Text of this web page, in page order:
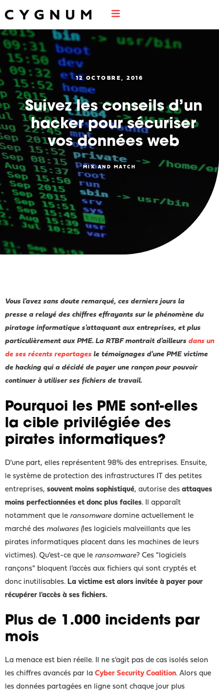
12 OCTOBRE, 2016
Suivez les conseils d’un
hacker pour sécuriser
vos données web
MIX AND MATCH
Vous l'avez sans doute remarqué, ces derniers jours la
presse a relayé des chiffres effrayants sur le phénomène du
piratage informatique s'attaquant aux entreprises, et plus
particulièrement aux PME. La RTBF montrait d'ailleurs dans un
de ses récents reportages le témoignages d'une PME victime
de hacking qui a décidé de payer une rançon pour pouvoir
continuer à utiliser ses fichiers de travail.
Pourquoi les PME sont-elles
la cible privilégiée des
pirates informatiques?
D'une part, elles représentent 98% des entreprises. Ensuite,
le système de protection des infrastructures IT des petites
entreprises, souvent moins sophistiqué, autorise des attaques
moins perfectionnées et donc plus faciles. Il apparaît
notamment que le ransomware domine actuellement le
marché des malwares (les logiciels malveillants que les
pirates informatiques placent dans les machines de leurs
victimes). Qu'est-ce que le ransomware? Ces "logiciels
rançons" bloquent l'accès aux fichiers qui sont cryptés et
donc inutilisables. La victime est alors invitée à payer pour
récupérer l'accès à ses fichiers.
Plus de 1.000 incidents par
mois
La menace est bien réelle. Il ne s'agit pas de cas isolés selon
les chiffres avancés par la Cyber Security Coalition. Alors que
les données partagées en ligne sont chaque jour plus